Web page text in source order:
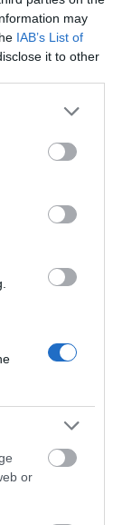
may
IAB’s List of
it to other
more Google
may click to
party tags to
below Google
or